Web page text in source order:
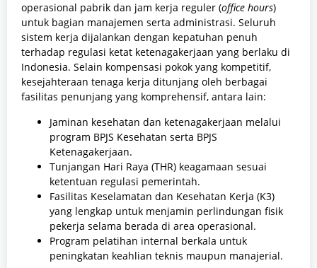
operasional pabrik dan jam kerja reguler (office hours)
untuk bagian manajemen serta administrasi. Seluruh
sistem kerja dijalankan dengan kepatuhan penuh
terhadap regulasi ketat ketenagakerjaan yang berlaku di
Indonesia. Selain kompensasi pokok yang kompetitif,
kesejahteraan tenaga kerja ditunjang oleh berbagai
fasilitas penunjang yang komprehensif, antara lain:
Jaminan kesehatan dan ketenagakerjaan melalui
program BPJS Kesehatan serta BPJS
Ketenagakerjaan.
Tunjangan Hari Raya (THR) keagamaan sesuai
ketentuan regulasi pemerintah.
Fasilitas Keselamatan dan Kesehatan Kerja (K3)
yang lengkap untuk menjamin perlindungan fisik
pekerja selama berada di area operasional.
Program pelatihan internal berkala untuk
peningkatan keahlian teknis maupun manajerial.